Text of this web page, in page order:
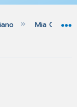
Mia Org